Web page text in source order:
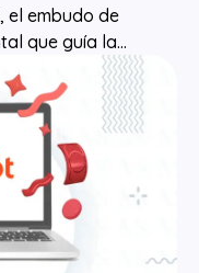
el embudo de
que guía la...